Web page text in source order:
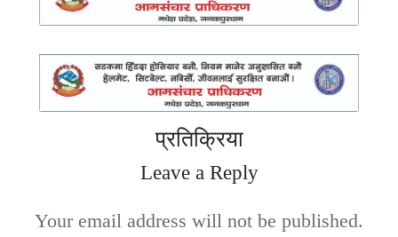
प्रतिक्रिया
Leave a Reply
Your email address will not be published.